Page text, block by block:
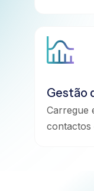
Gestão
Carregue
contactos